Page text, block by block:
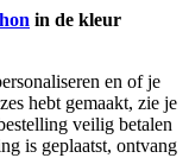
in de kleur
en of je
hebt gemaakt, zie je
veilig betalen
is geplaatst, ontvang